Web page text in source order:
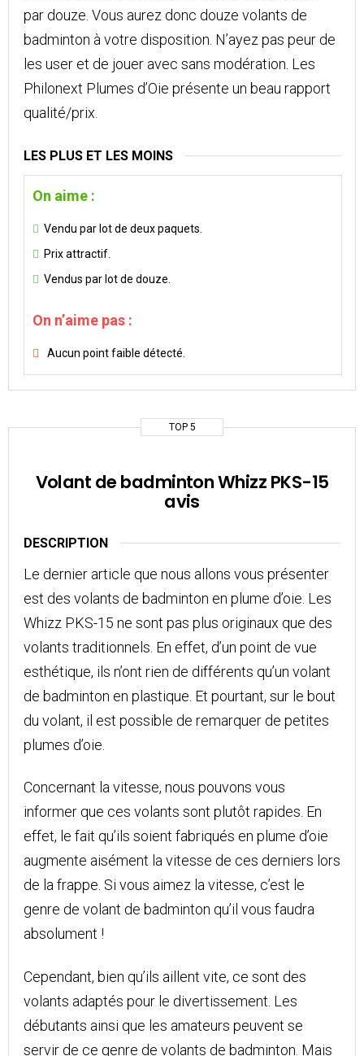
par douze. Vous aurez donc douze volants de
badminton à votre disposition. N’ayez pas peur de
les user et de jouer avec sans modération. Les
Philonext Plumes d’Oie présente un beau rapport
qualité/prix.
LES PLUS ET LES MOINS
On aime :
Vendu par lot de deux paquets.
Prix attractif.
Vendus par lot de douze.
On n’aime pas :
Aucun point faible détecté.
TOP 5
Volant de badminton Whizz PKS-15
avis
DESCRIPTION
Le dernier article que nous allons vous présenter
est des volants de badminton en plume d’oie. Les
Whizz PKS-15 ne sont pas plus originaux que des
volants traditionnels. En effet, d’un point de vue
esthétique, ils n’ont rien de différents qu’un volant
de badminton en plastique. Et pourtant, sur le bout
du volant, il est possible de remarquer de petites
plumes d’oie.
Concernant la vitesse, nous pouvons vous
informer que ces volants sont plutôt rapides. En
effet, le fait qu’ils soient fabriqués en plume d’oie
augmente aisément la vitesse de ces derniers lors
de la frappe. Si vous aimez la vitesse, c’est le
genre de volant de badminton qu’il vous faudra
absolument !
Cependant, bien qu’ils aillent vite, ce sont des
volants adaptés pour le divertissement. Les
débutants ainsi que les amateurs peuvent se
servir de ce genre de volants de badminton. Mais